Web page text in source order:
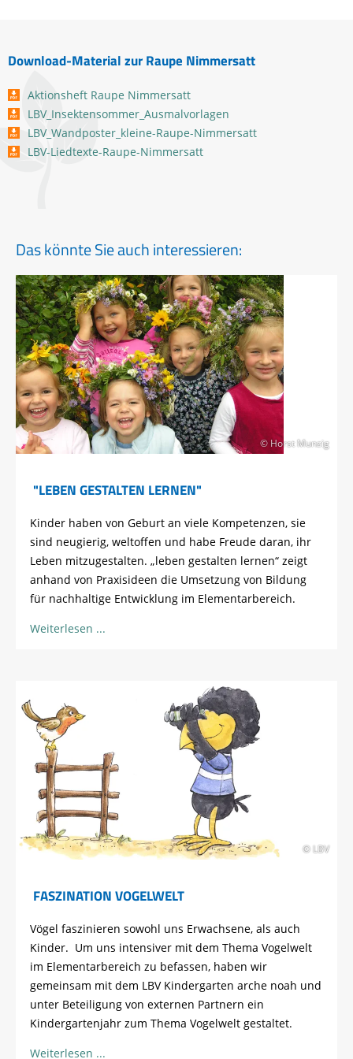
Download-Material zur Raupe Nimmersatt
Aktionsheft Raupe Nimmersatt
LBV_Insektensommer_Ausmalvorlagen
LBV_Wandposter_kleine-Raupe-Nimmersatt
LBV-Liedtexte-Raupe-Nimmersatt
Das könnte Sie auch interessieren:
© Horst Munzig
"LEBEN GESTALTEN LERNEN"
Kinder haben von Geburt an viele Kompetenzen, sie
sind neugierig, weltoffen und habe Freude daran, ihr
Leben mitzugestalten. „leben gestalten lernen“ zeigt
anhand von Praxisideen die Umsetzung von Bildung
für nachhaltige Entwicklung im Elementarbereich.
Weiterlesen
© LBV
FASZINATION VOGELWELT
Vögel faszinieren sowohl uns Erwachsene, als auch
Kinder. Um uns intensiver mit dem Thema Vogelwelt
im Elementarbereich zu befassen, haben wir
gemeinsam mit dem LBV Kindergarten arche noah und
unter Beteiligung von externen Partnern ein
Kindergartenjahr zum Thema Vogelwelt gestaltet.
Weiterlesen